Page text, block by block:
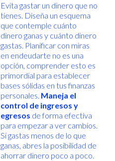
Evita gastar un dinero que no
tienes. Diseña un esquema
que contemple cuánto
dinero ganas y cuánto dinero
gastas. Planificar con miras
en endeudarte no es una
opción, comprender esto es
primordial para establecer
bases sólidas en tus finanzas
personales. Maneja el
control de ingresos y
egresos de forma efectiva
para empezar a ver cambios.
Si gastas menos de lo que
ganas, abres la posibilidad de
ahorrar dinero poco a poco.